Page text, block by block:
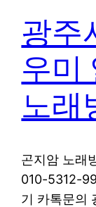
광주
우미
노래
곤지암 노래
010-5312-
기 카톡문의